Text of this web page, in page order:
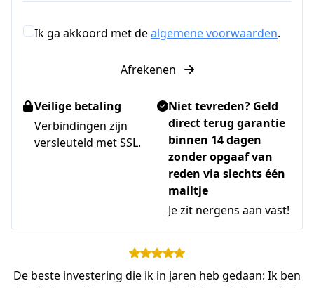
Ik ga akkoord met dealgemene voorwaarden.
Afrekenen
Veilige betaling
Verbindingen zijn
versleuteld met SSL.
Niet tevreden? Geld
direct terug garantie
binnen 14 dagen
zonder opgaaf van
reden via slechts één
mailtje
Je zit nergens aan vast!
De beste investering die ik in jaren heb gedaan: Ik ben